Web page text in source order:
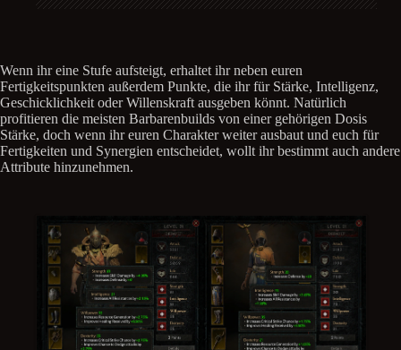
Wenn ihr eine Stufe aufsteigt, erhaltet ihr neben euren
Fertigkeitspunkten außerdem Punkte, die ihr für Stärke, Intelligenz,
Geschicklichkeit oder Willenskraft ausgeben könnt. Natürlich
profitieren die meisten Barbarenbuilds von einer gehörigen Dosis
Stärke, doch wenn ihr euren Charakter weiter ausbaut und euch für
Fertigkeiten und Synergien entscheidet, wollt ihr bestimmt auch andere
Attribute hinzunehmen.